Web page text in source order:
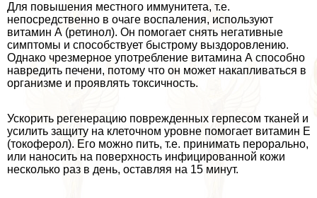
Для повышения местного иммунитета, т.е.
непосредственно в очаге воспаления, используют
витамин А (ретинол). Он помогает снять негативные
симптомы и способствует быстрому выздоровлению.
Однако чрезмерное употрeбление витамина А способно
навредить печени, потому что он может накапливаться в
организме и проявлять токсичность.
Ускорить регенерацию поврежденных гepпeсом тканей и
усилить защиту на клеточном уровне помогает витамин Е
(токоферол). Его можно пить, т.е. принимать перopaльно,
или наносить на поверхность инфицированной кожи
несколько раз в день, оставляя на 15 минут.